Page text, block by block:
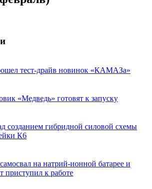
тест-драйв новинок «КАМАЗа»
«Медведь» готовят к запуску
созданием гибридной силовой схемы
К6
на натрий-ионной батарее и
приступил к работе